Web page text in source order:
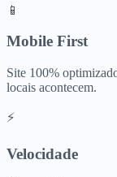
📱
Mobile First
Site 100%
locais acontecem.
⚡
Velocidade